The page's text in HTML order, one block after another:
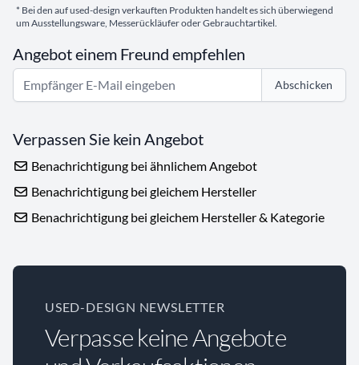
* Bei den auf used-design verkauften Produkten handelt es sich überwiegend
um Ausstellungsware, Messerückläufer oder Gebrauchtartikel.
Angebot einem Freund empfehlen
Abschicken
Verpassen Sie kein Angebot
Benachrichtigung bei ähnlichem Angebot
Benachrichtigung bei gleichem Hersteller
Benachrichtigung bei gleichem Hersteller & Kategorie
USED-DESIGN NEWSLETTER
Verpasse keine Angebote